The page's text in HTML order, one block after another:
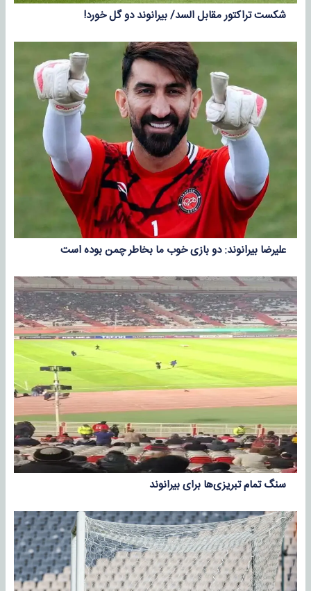
شکست تراکتور مقابل السد/ بیرانوند دو گل خورد!
علیرضا بیرانوند: دو بازی خوب ما بخاطر چمن بوده است
سنگ تمام تبریزی‌ها برای بیرانوند